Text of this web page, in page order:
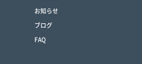
お知らせ
ブログ
FAQ